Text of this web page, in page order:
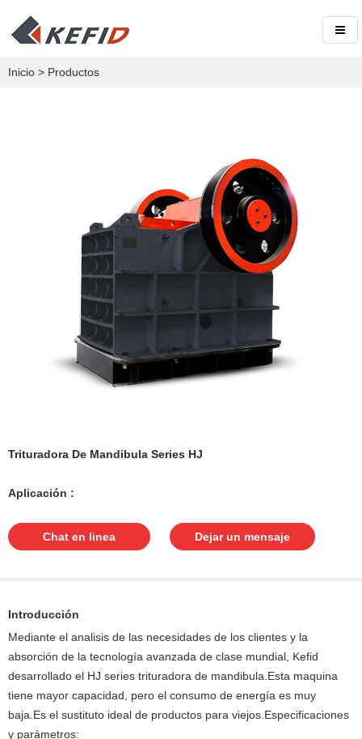
Inicio > Productos
Trituradora De Mandibula Series HJ
Aplicación :
Chat en linea Dejar un mensaje
Introducción
Mediante el analisis de las necesidades de los clientes y la
absorción de la tecnología avanzada de clase mundial, Kefid
desarrollado el HJ series trituradora de mandibula.Esta maquina
tiene mayor capacidad, pero el consumo de energía es muy
baja.Es el sustituto ideal de productos para viejos.Especificaciones
y parámetros: